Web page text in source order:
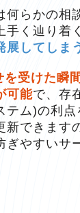
何らかの相
手く辿り着
展してしま
を受けた瞬
可能で、存
テム)の利
新できま
ぎやすいサ